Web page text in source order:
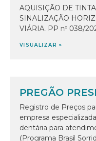
AQUISIÇÃO DE
SINALIZAÇÃO
VIÁRIA. PP nº 038/
VISUALIZAR »
PREGÃO
Registro de Preços
empresa
dentária para
(Programa Brasil